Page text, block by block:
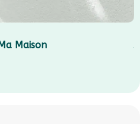
Maison